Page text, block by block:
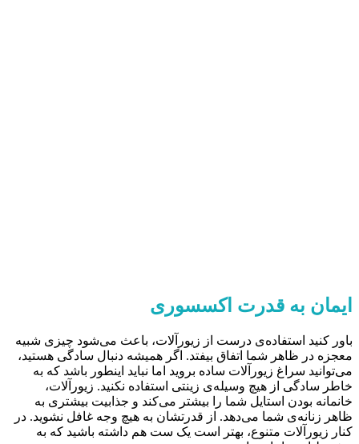
ایمان به قدرت اکسسوری
باور کنید استفاده‌ی درست از زیورآلات، باعث می‌شود چیزی شبیه
معجزه در ظاهر شما اتفاق بیفتد. اگر همیشه دنبال سادگی هستید،
می‌توانید سراغ زیورآلات ساده بروید اما نباید اینطور باشد که به
خاطر سادگی از هیچ وسیله‌ی زینتی استفاده نکنید. زیورآلات،
خانمانه بودن استایل شما را بیشتر می‌کند و جذابیت بیشتری به
ظاهر زنانه‌ی شما می‌دهد. از قدرتشان به هیچ وجه غافل نشوید. در
کنار زیورآلات متنوع، بهتر است یک ست هم داشته باشید که به